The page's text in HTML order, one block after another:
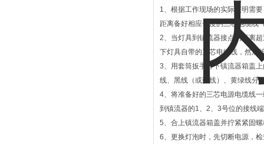
1、根据工作现场的实际照明需
距离备好相应长度的三芯电缆线
2、当灯具到镇流器接点的距离
下灯具自带的三芯电缆线，然后
3、用套筒扳手拧下镇流器箱盖
线、黑线（或蓝线）、黄绿线分
4、将准备好的三芯电源电缆线
到镇流器的1、2、3号位的接线
5、合上镇流器箱盖并拧紧紧固
6、更换灯泡时，先切断电源，